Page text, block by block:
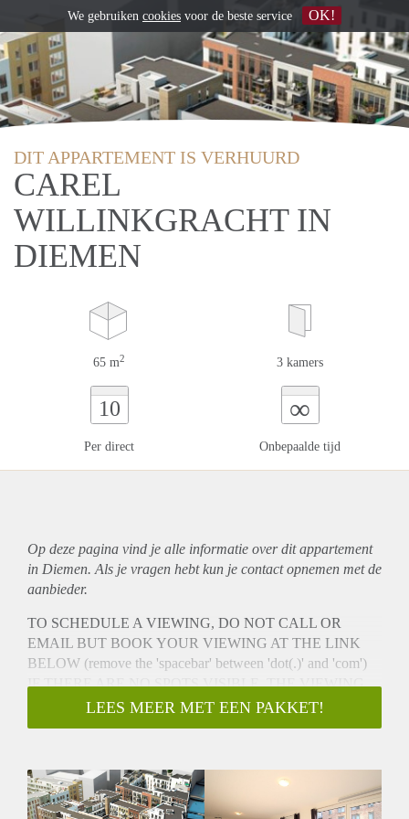
DIT APPARTEMENT IS VERHUURD
CAREL
WILLINKGRACHT IN
DIEMEN
65 m2 3 kamers
10
Per direct
∞
Onbepaalde tijd
Op deze pagina vind je alle informatie over ditappartement
in Diemen. Als je vragen hebt kun je contact opnemen met de
aanbieder.
TO SCHEDULE A VIEWING, DO NOT CALL OR
EMAIL BUT BOOK YOUR VIEWING AT THE LINK
BELOW (remove the 'spacebar' between 'dot(.)' and 'com')
IF THERE ARE NO SPOTS VISIBLE, THE VIEWING
MOMENT IS FULL!
https://calendly. com/housingnet/viewing-
NO SHARING
NO ONLINE VIEWINGS
LEES MEER MET EEN PAKKET!
We gebruiken cookies voor de beste service OK!